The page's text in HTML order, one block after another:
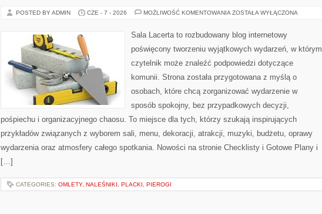
POSTED BY ADMIN CZE - 7 - 2026 MOŻLIWOŚĆ KOMENTOWANIA DEKORACJE
ZOSTAŁA WYŁĄCZONA
Sala Lacerta to rozbudowany blog internetowy
poświęcony tworzeniu wyjątkowych wydarzeń, w którym
czytelnik może znaleźć podpowiedzi dotyczące
komunii. Strona została przygotowana z myślą o
osobach, które chcą zorganizować wydarzenie w
sposób spokojny, bez przypadkowych decyzji,
pośpiechu i organizacyjnego chaosu. To miejsce dla tych, którzy szukają inspirujących
przykładów związanych z wyborem sali, menu, dekoracji, atrakcji, muzyki, budżetu, oprawy
wydarzenia oraz atmosfery całego spotkania. Nowości na stronie Checklisty i Gotowe Plany i
[…]
CATEGORIES: OMLETY, NALEŚNIKI, PLACKI, PIEROGI